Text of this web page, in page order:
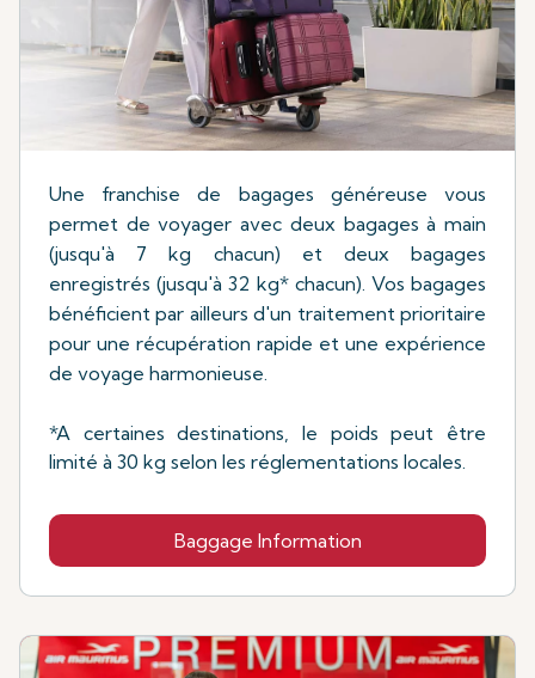
Une franchise de bagages généreuse vous
permet de voyager avec deux bagages à main
(jusqu'à 7 kg chacun) et deux bagages
enregistrés (jusqu'à 32 kg* chacun). Vos bagages
bénéficient par ailleurs d'un traitement prioritaire
pour une récupération rapide et une expérience
de voyage harmonieuse.
*A certaines destinations, le poids peut être
limité à 30 kg selon les réglementations locales.
Baggage Information